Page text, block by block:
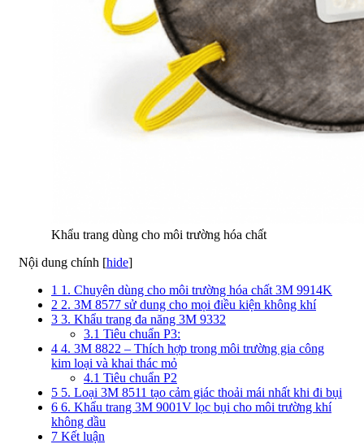
Khẩu trang dùng cho môi trường hóa chất
Nội dung chính [hide]
1 1. Chuyên dùng cho môi trường hóa chất 3M 9914K
2 2. 3M 8577 sử dung cho mọi điều kiện không khí
3 3. Khẩu trang đa năng 3M 9332
3.1 Tiêu chuẩn P3:
4 4. 3M 8822 – Thích hợp trong môi trường gia công
kim loại và khai thác mỏ
4.1 Tiêu chuẩn P2
5 5. Loại 3M 8511 tạo cảm giác thoải mái nhất khi đi bụi
6 6. Khẩu trang 3M 9001V lọc bụi cho môi trường khí
không dầu
7 Kết luận